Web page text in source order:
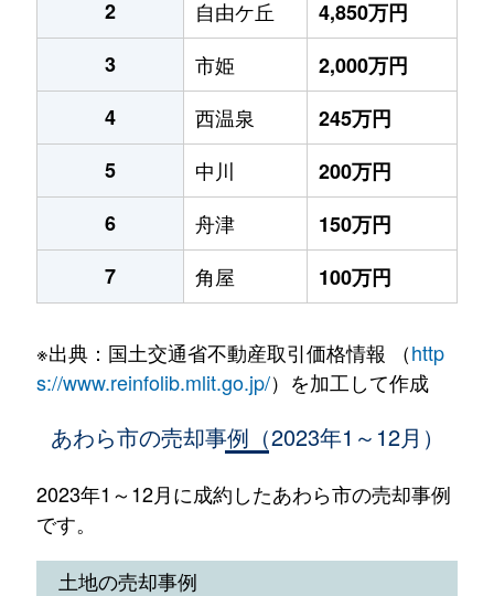
2
自由ケ丘
4,850万円
3
市姫
2,000万円
4
西温泉
245万円
5
中川
200万円
6
舟津
150万円
7
角屋 100万円
※出典：国土交通省不動産取引価格情報 （http
s://www.reinfolib.mlit.go.jp/）を加工して作成
あわら市の売却事例（2023年1～12月）
2023年1～12月に成約したあわら市の売却事例
です。
土地の売却事例